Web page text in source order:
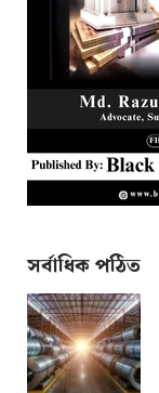
সর্বাধিক পঠিত